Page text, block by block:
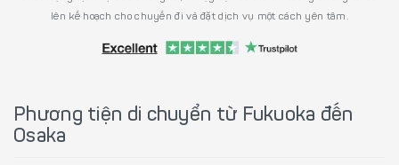
lên kế hoạch cho chuyến đi và đặt dịch vụ một cách yên tâm.
Phương tiện di chuyển từ Fukuoka đến
Osaka